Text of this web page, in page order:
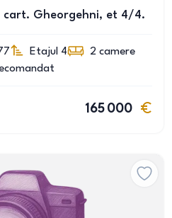
cart. Gheorgehni, et 4/4.
Etajul 4 2 camere
165 000